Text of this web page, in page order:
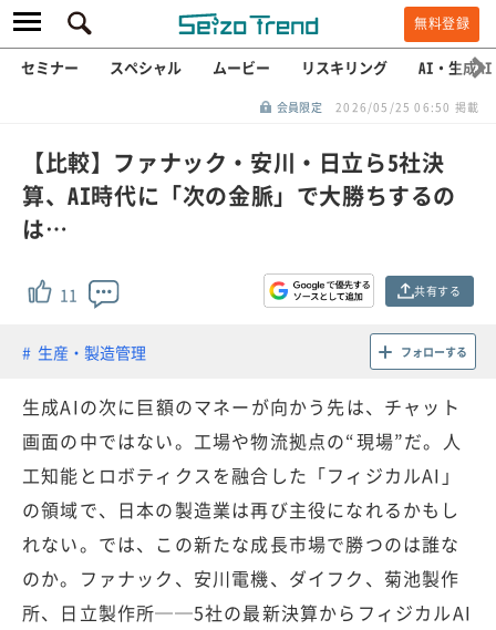
無料登録
セミナー スペシャル ムービー リスキリング AI・生成AI
会員限定 2026/05/25 06:50 掲載
【比較】ファナック・安川・日立ら5社決
算、AI時代に「次の金脈」で大勝ちするの
は…
11 共有する
生産・製造管理 フォローする
生成AIの次に巨額のマネーが向かう先は、チャット
画面の中ではない。工場や物流拠点の“現場”だ。人
工知能とロボティクスを融合した「フィジカルAI」
の領域で、日本の製造業は再び主役になれるかもし
れない。では、この新たな成長市場で勝つのは誰な
のか。ファナック、安川電機、ダイフク、菊池製作
所、日立製作所──5社の最新決算からフィジカルAI